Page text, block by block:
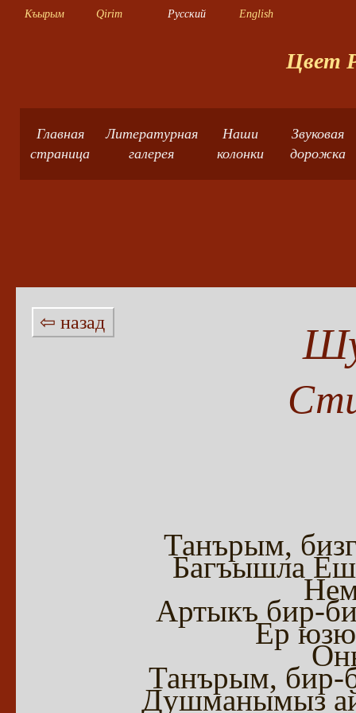
Къырым Qirim Русский English
Цвет
Главная
страница
Литературная
галерея
Наши
колонки
Звуковая
дорожка
⇦ назад
Танърым,
Багъышла
Артыкъ бир-
Ер
Танърым, бир-
Душманымыз